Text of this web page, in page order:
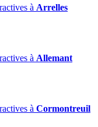
à Arrelles
à Allemant
à Cormontreuil